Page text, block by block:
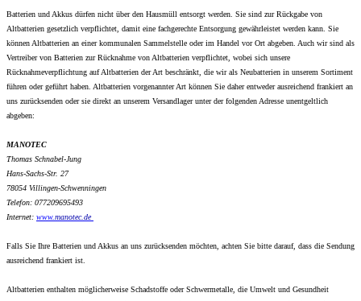
Batterien und Akkus dürfen nicht über den Hausmüll entsorgt werden. Sie sind zur Rückgabe von
Altbatterien gesetzlich verpflichtet, damit eine fachgerechte Entsorgung gewährleistet werden kann. Sie
können Altbatterien an einer kommunalen Sammelstelle oder im Handel vor Ort abgeben. Auch wir sind als
Vertreiber von Batterien zur Rücknahme von Altbatterien verpflichtet, wobei sich unsere
Rücknahmeverpflichtung auf Altbatterien der Art beschränkt, die wir als Neubatterien in unserem Sortiment
führen oder geführt haben. Altbatterien vorgenannter Art können Sie daher entweder ausreichend frankiert an
uns zurücksenden oder sie direkt an unserem Versandlager unter der folgenden Adresse unentgeltlich
abgeben:
MANOTEC
Thomas Schnabel-Jung
Hans-Sachs-Str. 27
78054 Villingen-Schwenningen
Telefon: 077209695493
Internet: www.manotec.de
Falls Sie Ihre Batterien und Akkus an uns zurücksenden möchten, achten Sie bitte darauf, dass die Sendung
ausreichend frankiert ist.
Altbatterien enthalten möglicherweise Schadstoffe oder Schwermetalle, die Umwelt und Gesundheit